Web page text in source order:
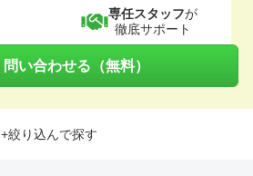
専任スタッフが
徹底サポート
問い合わせる（無料）
+絞り込んで探す